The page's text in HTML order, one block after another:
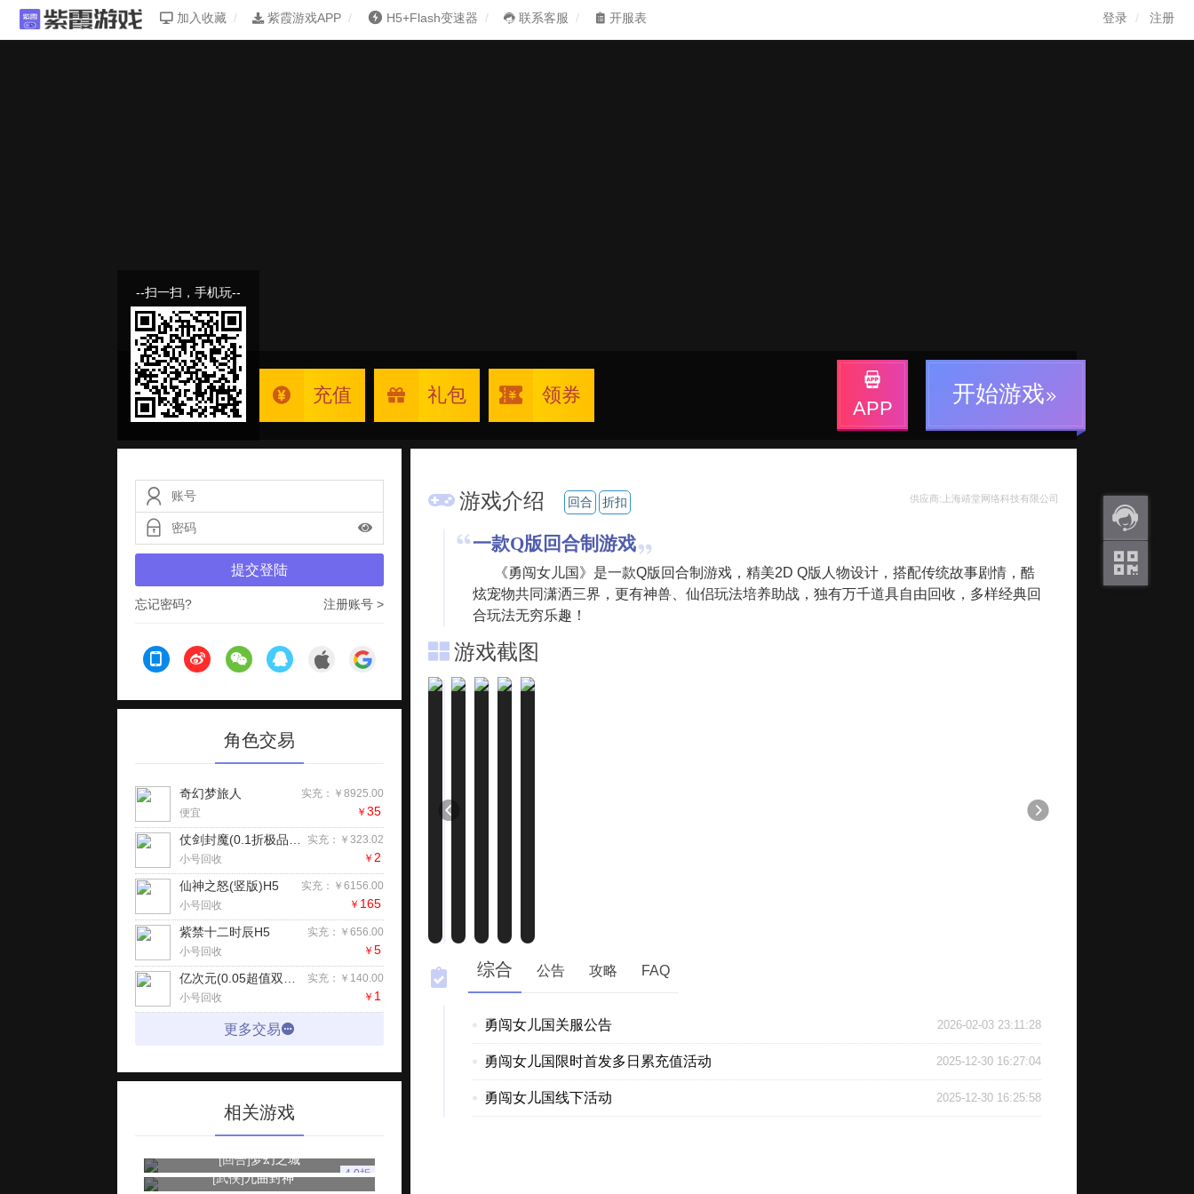
加入收藏 紫霞游戏APP H5+Flash变速器 联系客服 开服表 登录 注册
APP
充值 礼包 领券 开始游戏
--扫一扫，手机玩--
提交登陆
忘记密码? 注册账号 >
角色交易
实充：￥8925.00
奇幻梦旅人
便宜 ￥ 35
实充：￥323.02
仗剑封魔(0.1折极品侠客任选)H5
小号回收 ￥ 2
实充：￥6156.00
仙神之怒(竖版)H5
小号回收 ￥ 165
实充：￥656.00
紫禁十二时辰H5
小号回收 ￥ 5
实充：￥140.00
亿次元(0.05超值双倍代金版)手游
小号回收 ￥ 1
更多交易
相关游戏
[回合]梦幻之城
4.0折
[武侠]九曲封神
游戏介绍 回合 折扣 供应商:上海靖堂网络科技有限公司
一款Q版回合制游戏
《勇闯女儿国》是一款Q版回合制游戏，精美2D Q版人物设计，搭配传统故事剧情，酷
炫宠物共同潇洒三界，更有神兽、仙侣玩法培养助战，独有万千道具自由回收，多样经典回
合玩法无穷乐趣！
游戏截图
综合 公告 攻略 FAQ
2026-02-03 23:11:28
勇闯女儿国关服公告
2025-12-30 16:27:04
勇闯女儿国限时首发多日累充值活动
2025-12-30 16:25:58
勇闯女儿国线下活动
返利
咨询